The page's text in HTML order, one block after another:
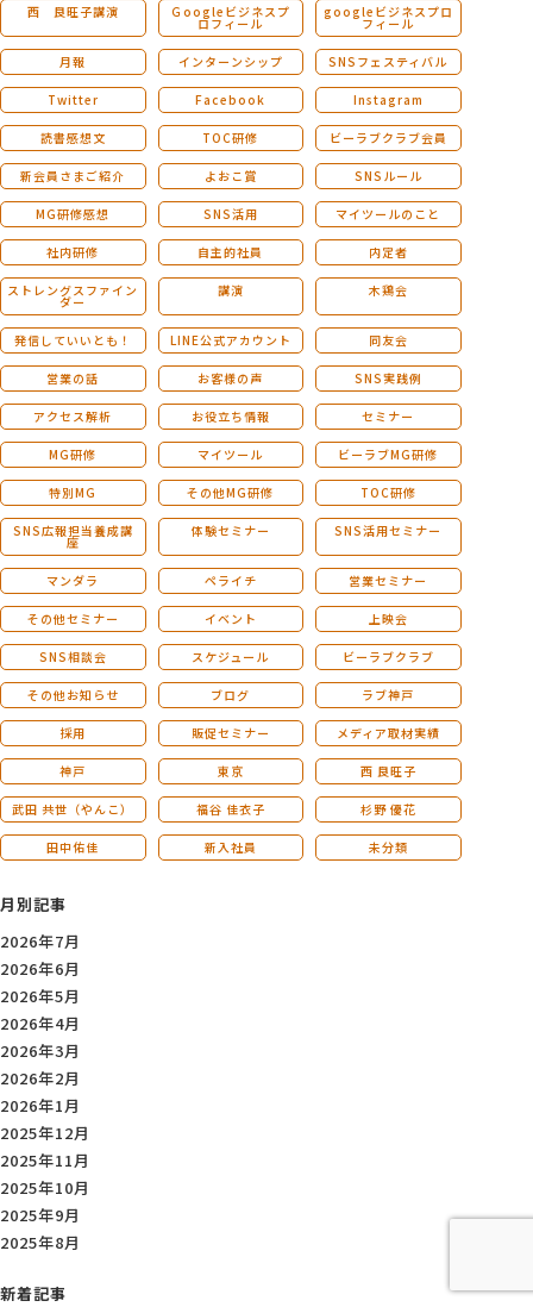
西 良旺子講演 Ｇoogleビジネスプ
ロフィール
googleビジネスプロ
フィール
月報 インターンシップ SNSフェスティバル
Twitter Facebook Instagram
読書感想文 TOC研修 ビーラブクラブ会員
新会員さまご紹介 よおこ賞 SNSルール
MG研修感想 SNS活用 マイツールのこと
社内研修 自主的社員 内定者
ストレングスファイン
ダー
講演 木鶏会
発信していいとも！ LINE公式アカウント 同友会
営業の話 お客様の声 SNS実践例
アクセス解析 お役立ち情報 セミナー
MG研修 マイツール ビーラブMG研修
特別MG その他MG研修 TOC研修
SNS広報担当養成講
座
体験セミナー SNS活用セミナー
マンダラ ペライチ 営業セミナー
その他セミナー イベント 上映会
SNS相談会 スケジュール ビーラブクラブ
その他お知らせ ブログ ラブ神戸
採用 販促セミナー メディア取材実績
神戸 東京 西 良旺子
武田 共世（やんこ） 福谷 佳衣子 杉野 優花
田中佑佳 新入社員 未分類
月別記事
2026年7月
2026年6月
2026年5月
2026年4月
2026年3月
2026年2月
2026年1月
2025年12月
2025年11月
2025年10月
2025年9月
2025年8月
新着記事